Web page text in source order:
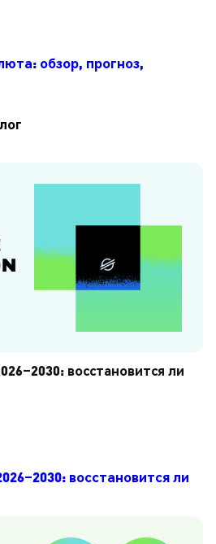
обзор, прогноз,
восстановится ли
восстановится ли